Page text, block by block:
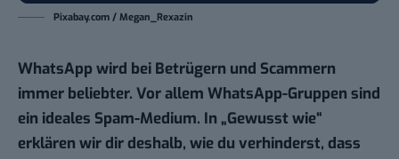
Pixabay.com / Megan_Rexazin
WhatsApp wird bei Betrügern und Scammern
immer beliebter. Vor allem WhatsApp-Gruppen sind
ein ideales Spam-Medium. In „Gewusst wie“
erklären wir dir deshalb, wie du verhinderst, dass